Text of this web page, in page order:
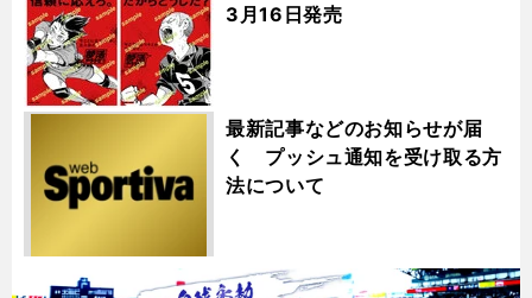
3月16日発売
最新記事などのお知らせが届
く プッシュ通知を受け取る方
法について